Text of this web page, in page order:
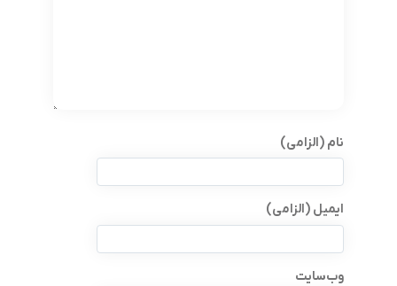
نام (الزامی)
ایمیل (الزامی)
وب‌سایت